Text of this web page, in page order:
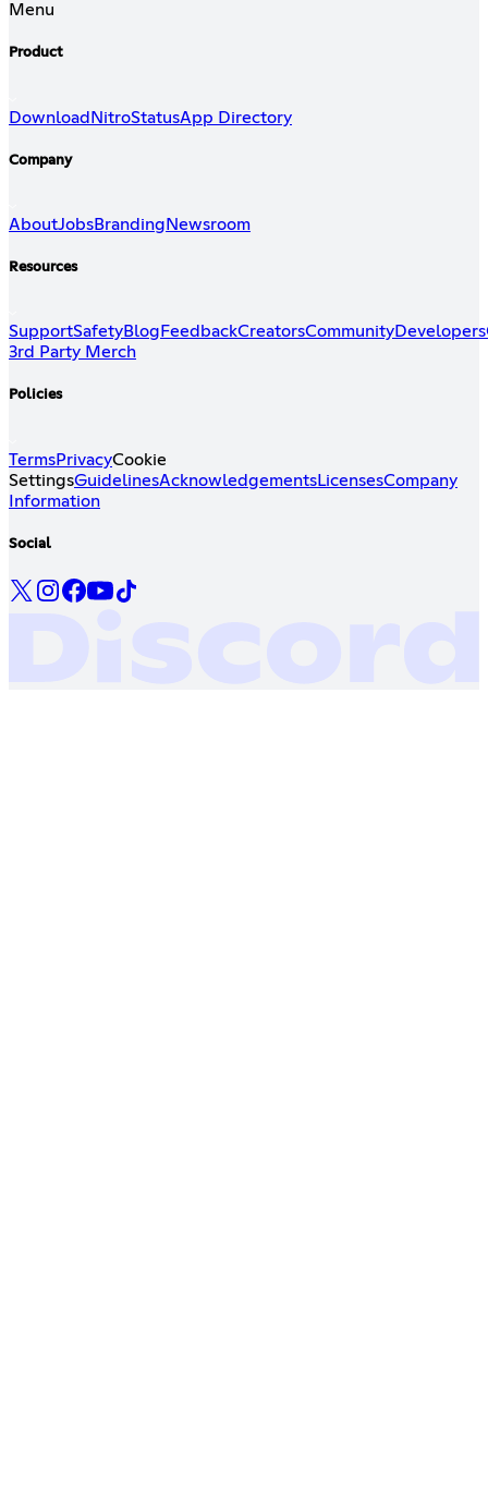
Menu
Product
Download NitroStatusApp Directory
Company
AboutJobsBranding Newsroom
Resources
SupportSafetyBlog FeedbackCreatorsCommunityDevelopers
3rd Party Merch
Policies
TermsPrivacyCookie
SettingsGuidelinesAcknowledgementsLicensesCompany
Information
Social